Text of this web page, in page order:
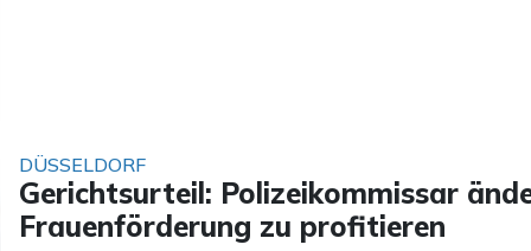
DÜSSELDORF
Gerichtsurteil: Polizeikommissar
Frauenförderung zu profitieren